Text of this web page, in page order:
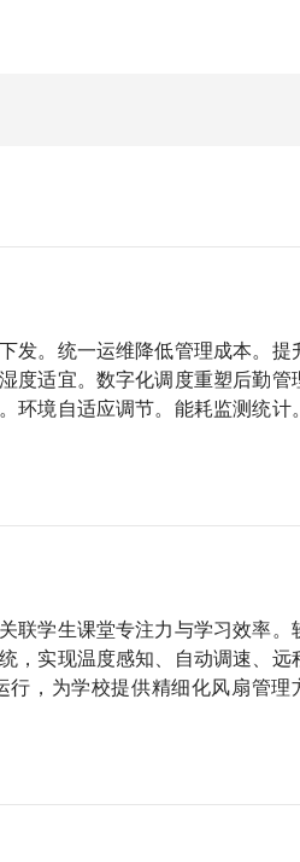
发。统一运维降低管理成本。提
度适宜。数字化调度重塑后勤管
环境自适应调节。能耗监测统计
联学生课堂专注力与学习效率。
，实现温度感知、自动调速、远
，为学校提供精细化风扇管理